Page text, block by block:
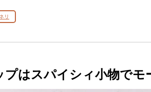
リ
はスパイシィ小物でモ